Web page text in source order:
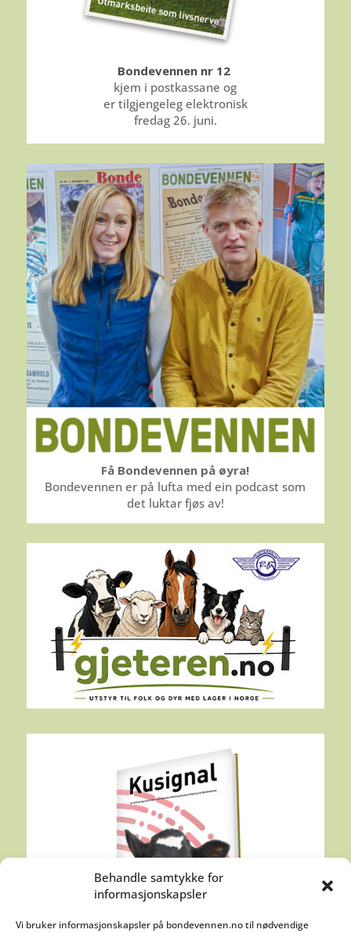
Behandle samtykke for
informasjonskapsler
Vi bruker informasjonskapsler på bondevennen.no til nødvendige
Bondevennen nr 12
kjem i postkassane og
er tilgjengeleg elektronisk
fredag 26. juni.
Få Bondevennen på øyra!
Bondevennen er på lufta med ein podcast som
det luktar fjøs av!